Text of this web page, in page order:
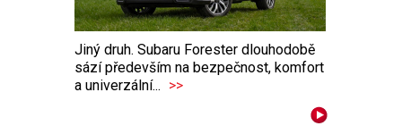
Jiný druh. Subaru Forester dlouhodobě
sází především na bezpečnost, komfort
a univerzální... >>